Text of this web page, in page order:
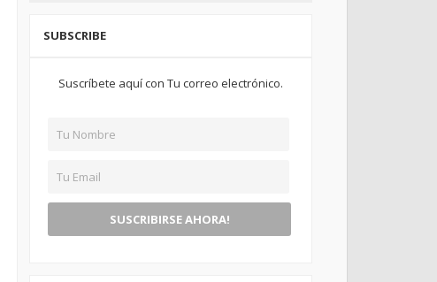
SUBSCRIBE
Suscríbete aquí con Tu correo electrónico.